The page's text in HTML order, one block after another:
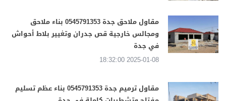
مقاول ملاحق جدة 0545791353 بناء ملاحق
ومجالس خارجية قص جدران وتغيير بلاط أحواش
في جدة
2025-01-08 18:32:00
مقاول ترميم جدة 0545791353 بناء عظم تسليم